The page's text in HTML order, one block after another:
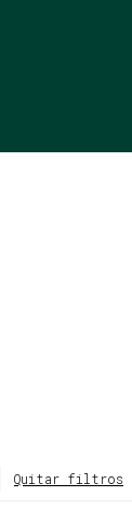
Quitar filtros